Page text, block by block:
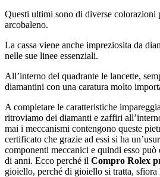
Questi ultimi sono di diverse colorazioni
arcobaleno.
La cassa viene anche impreziosita da
nelle sue linee essenziali.
All’interno del quadrante le lancette,
diamantini con una caratura molto
A completare le caratteristiche
ritroviamo dei diamanti e zaffiri
mai i meccanismi contengono queste
certificato che grazie ad essi si ha
componenti meccanici e quindi esso può
di anni. Ecco perché il Compro Rolex
gioiello, perché di gioiello si tratta, sfiora